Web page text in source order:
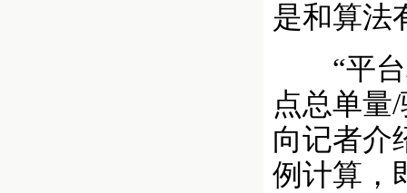
是和算法
“平台
点总单量
向记者介
例计算，